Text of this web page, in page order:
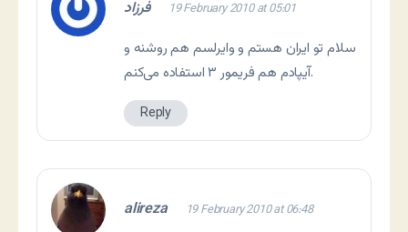
فرزاد 19 February 2010 at 05:01
سلام تو ایران هستم و وایرلسم هم روشنه و
آیپادم هم فریمور ۳ استفاده می‌کنم.
Reply
alireza 19 February 2010 at 06:48